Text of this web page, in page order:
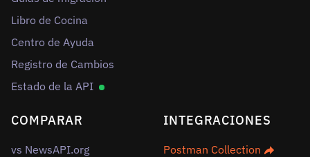
Libro de Cocina
Centro de Ayuda
Registro de Cambios
Estado de la API
COMPARAR
vs NewsAPI.org
INTEGRACIONES
Postman Collection